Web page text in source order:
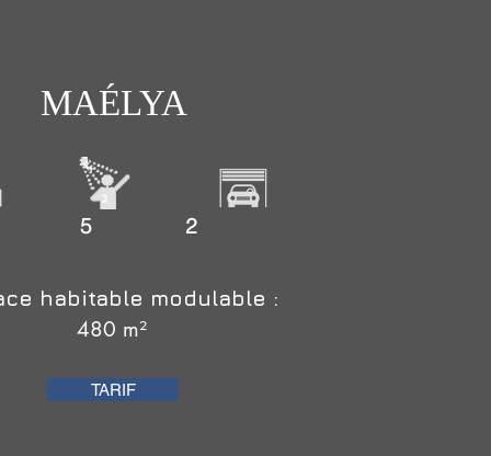
MAÉLYA
5 2
habitable modulable :
480 m²
TARIF